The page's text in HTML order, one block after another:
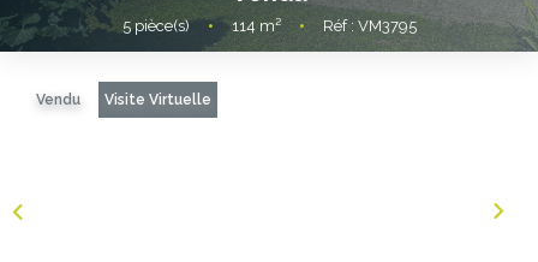
VENDRE
Nos Biens Vendus
5pièce(s) • 114 m² • Réf : VM3795
Vendu Visite Virtuelle